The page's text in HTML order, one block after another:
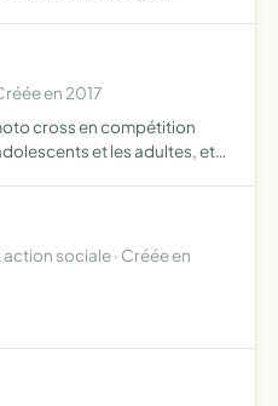
en 2017
cross en compétition
et les adultes, et
sociale · Créée en